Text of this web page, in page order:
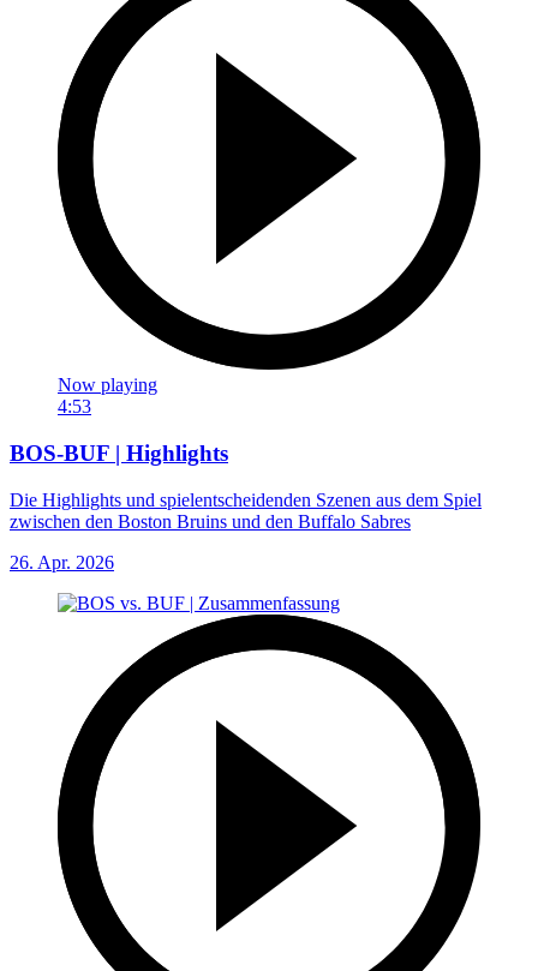
Now playing
4:53
BOS-BUF | Highlights
Die Highlights und spielentscheidenden Szenen aus dem Spiel
zwischen den Boston Bruins und den Buffalo Sabres
26. Apr. 2026